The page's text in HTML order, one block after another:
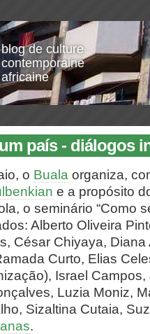
blog de culture
contemporaine
africaine
país - diálogos
o Buala organiza,
e a propósito
o seminário “Como
Alberto Oliveira
César Chiyaya, Diana
Curto, Elias
Israel
Luzia Moniz,
Sizaltina Cutaia,
.